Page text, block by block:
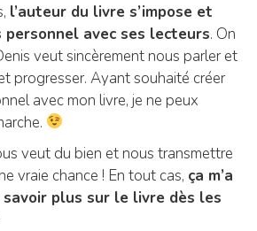
l’auteur du livre s’impose et
avec ses lecteurs. On
veut sincèrement nous parler et
progresser. Ayant souhaité créer
avec mon livre, je ne peux
veut du bien et nous transmettre
vraie chance ! En tout cas, ça m’a
savoir plus sur le livre dès les